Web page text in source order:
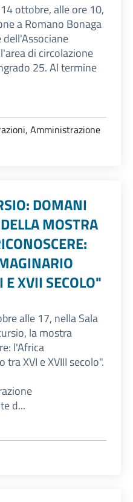
ottobre, alle ore 10,
a Romano Bonaga
di circolazione
25. Al termine
Amministrazione
DOMANI
MOSTRA
E XVII SECOLO"
alle 17, nella Sala
la mostra
l'Africa
XVI e XVIII secolo".
d...